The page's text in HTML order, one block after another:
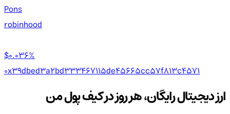
Pons
robinhood
$0.036%
0x39dbed3a2bd333467115de45665cc57f813c4571
ارز دیجیتال رایگان، هر روز در کیف پول من